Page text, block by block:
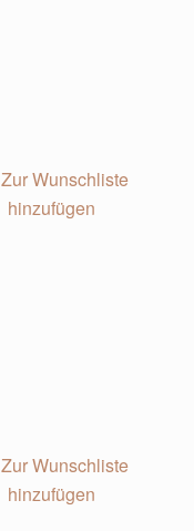
Zur Wunschliste
hinzufügen
Zur Wunschliste
hinzufügen